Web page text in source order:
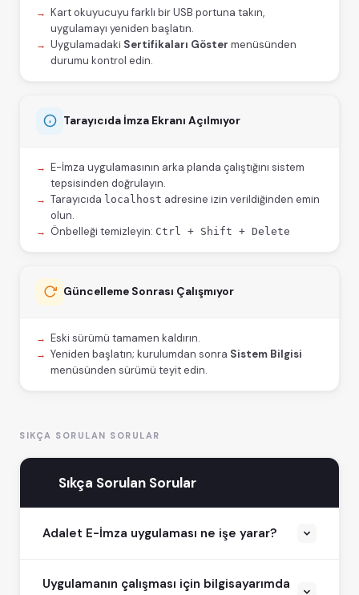
Kart okuyucuyu farklı bir USB portuna takın,
uygulamayı yeniden başlatın.
Uygulamadaki Sertifikaları Göster menüsünden
durumu kontrol edin.
Tarayıcıda İmza Ekranı Açılmıyor
E-İmza uygulamasının arka planda çalıştığını sistem
tepsisinden doğrulayın.
Tarayıcıda localhost adresine izin verildiğinden emin
olun.
Önbelleği temizleyin: Ctrl + Shift + Delete
Güncelleme Sonrası Çalışmıyor
Eski sürümü tamamen kaldırın.
Yeniden başlatın; kurulumdan sonra Sistem Bilgisi
menüsünden sürümü teyit edin.
SIKÇA SORULAN SORULAR
Sıkça Sorulan Sorular
Adalet E-İmza uygulaması ne işe yarar?
Tarayıcı tabanlı UYAP sistemlerinde nitelikli
Uygulamanın çalışması için bilgisayarımda